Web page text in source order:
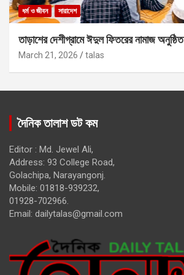
ধর্ম ও জীবন সারাদেশ
তাড়াশের দেশীগ্রামে ঈদুল ফিতরের নামাজ অনুষ্ঠিত
March 21, 2026 talas
দৈনিক তালাশ ডট কম
Editor : Md. Jewel Ali,
Address: 93 College Road,
Golachipa, Narayangonj.
Mobile: 01818-939232,
01928-702966.
Email: dailytalas@gmail.com